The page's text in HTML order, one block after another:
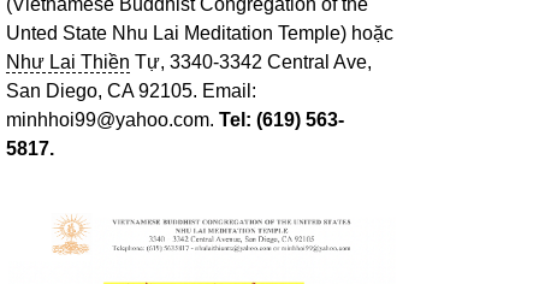
(Vietnamese Buddhist Congregation of the
Unted State Nhu Lai Meditation Temple) hoặc
Như Lai Thiền Tự, 3340-3342 Central Ave,
San Diego, CA 92105. Email:
minhhoi99@yahoo.com. Tel: (619) 563-
5817.